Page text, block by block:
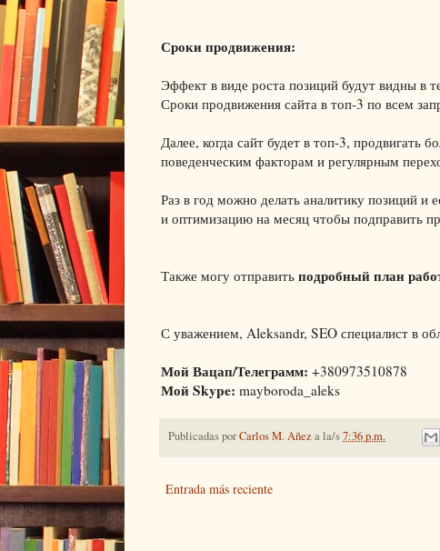
Сроки продвижения:
Эффект в виде роста позиций будут видны в
Сроки продвижения сайта в топ-3 по всем
Далее, когда сайт будет в топ-3, продвигать
поведенческим факторам и регулярным
Раз в год можно делать аналитику позиций
и оптимизацию на месяц чтобы подправить
Также могу отправить подробный план
С уважением, Aleksandr, SEO специалист в
Мой Вацап/Телеграмм: +380973510878
Мой Skype: mayboroda_aleks
Publicadas porCarlos M. Añeza la/s7:36 p.m.
Entrada más reciente